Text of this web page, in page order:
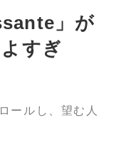
」が
すぎ
ールし、望む人